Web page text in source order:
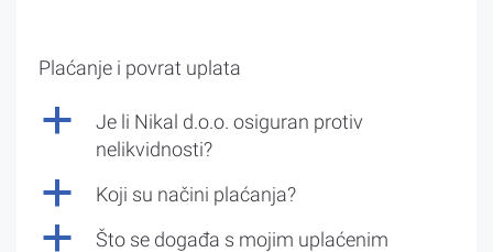
Plaćanje i povrat uplata
a
Je li Nikal d.o.o. osiguran protiv
nelikvidnosti?
a Koji su načini plaćanja?
a
Što se događa s mojim uplaćenim